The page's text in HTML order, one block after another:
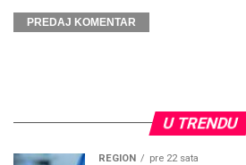
U TRENDU
REGION pre 22 sata